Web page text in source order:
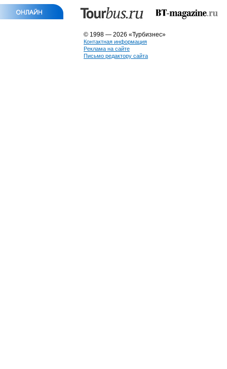
© 1998 — 2026 «Турбизнес»
Контактная информация
Реклама на сайте
Письмо редактору сайта